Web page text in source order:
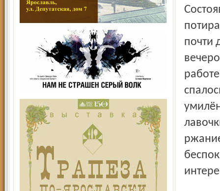
Состоявшийся в эту ночь поэт резво подпрыгнул и стал
почти